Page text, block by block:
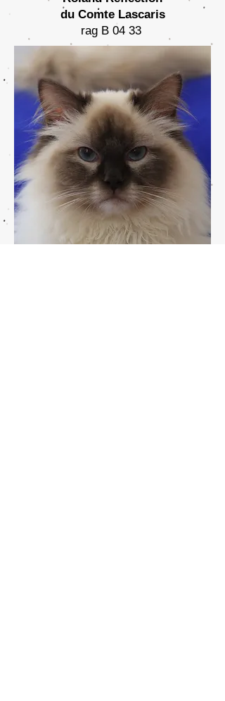
du Comte Lascaris
rag B 04 33